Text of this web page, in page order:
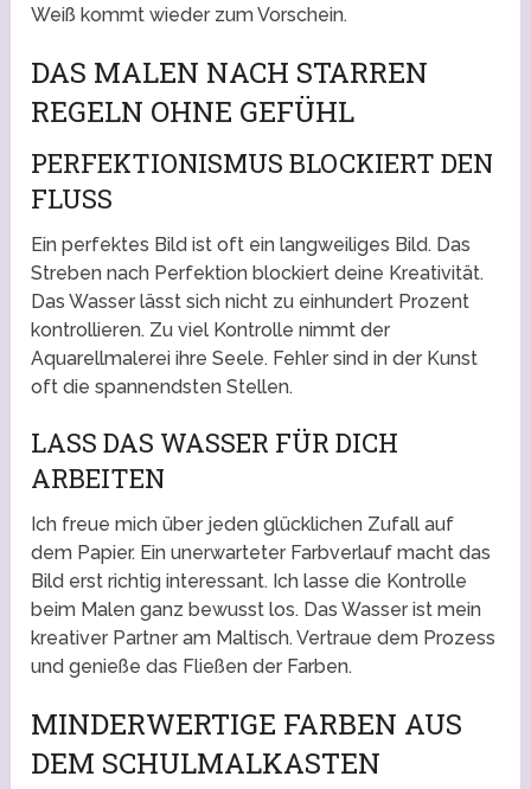
Weiß kommt wieder zum Vorschein.
DAS MALEN NACH STARREN
REGELN OHNE GEFÜHL
PERFEKTIONISMUS BLOCKIERT DEN
FLUSS
Ein perfektes Bild ist oft ein langweiliges Bild. Das
Streben nach Perfektion blockiert deine Kreativität.
Das Wasser lässt sich nicht zu einhundert Prozent
kontrollieren. Zu viel Kontrolle nimmt der
Aquarellmalerei ihre Seele. Fehler sind in der Kunst
oft die spannendsten Stellen.
LASS DAS WASSER FÜR DICH
ARBEITEN
Ich freue mich über jeden glücklichen Zufall auf
dem Papier. Ein unerwarteter Farbverlauf macht das
Bild erst richtig interessant. Ich lasse die Kontrolle
beim Malen ganz bewusst los. Das Wasser ist mein
kreativer Partner am Maltisch. Vertraue dem Prozess
und genieße das Fließen der Farben.
MINDERWERTIGE FARBEN AUS
DEM SCHULMALKASTEN